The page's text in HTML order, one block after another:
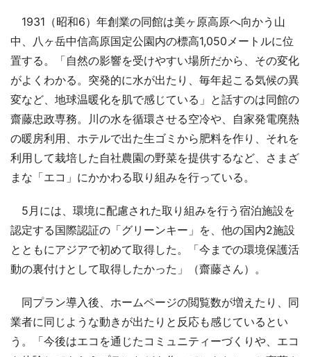
1931（昭和6）年創業の同館は美ヶ原高原へ向かう山
中、八ヶ岳中信高原国定公園内の標高1,050メートルに位
置する。「自然の影響を受けやすい場所だから、その変化
がよくわかる。突発的に水が出たり、毎年起こる気候の異
変など、地球温暖化を肌で感じている」と話すのは同館の
齋藤忠政専務。川の水を循環させる空冷や、自家発電廃熱
の暖房利用、ホテルで出た生ゴミから肥料を作り、それを
利用して栽培した自社農園の野菜を提供するなど、さまざ
まな「エコ」にかかわる取り組みを行っている。
5月には、環境に配慮された取り組みを行う宿泊施設を
認定する国際認証の「グリーンキー」を、他の国内2施設
とともにアジアで初めて取得した。「今までの環境保護活
動の裏付けとして取得したかった」（齋藤さん）。
同プラン導入後、ホームページの閲覧数が増えたり、同
業者に同じような動きが出たりと反応も感じているとい
う。「今後はエコを通じたコミュニティーづくりや、エコ